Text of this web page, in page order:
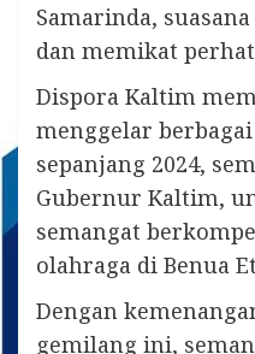
Samarinda,
dan memikat
Dispora Kaltim
menggelar
sepanjang 2024,
Gubernur Kaltim,
semangat
olahraga di Benua
Dengan
gemilang ini,